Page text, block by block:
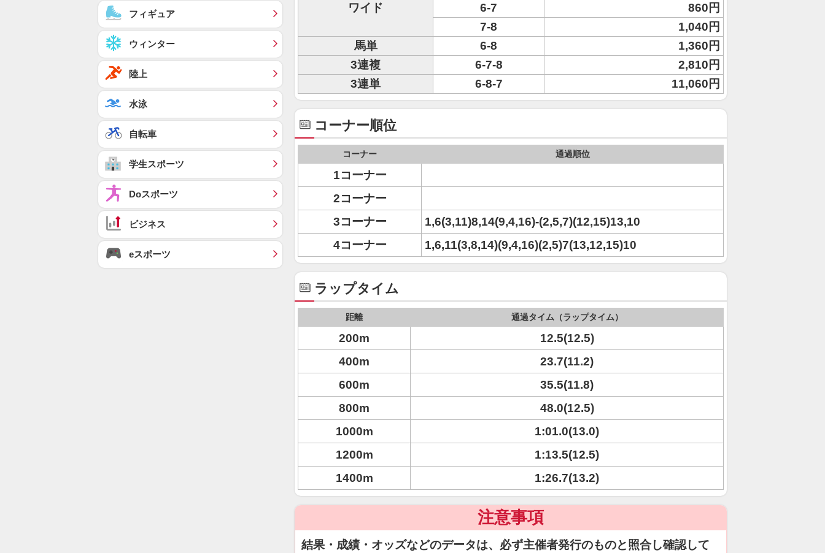
ワイド
6-7
860円
7-8
1,040円
馬単
6-8
1,360円
3連複
6-7-8
2,810円
3連単
6-8-7 11,060円
コーナー順位
コーナー 通過順位
1コーナー
2コーナー
3コーナー
1,6(3,11)8,14(9,4,16)-(2,5,7)(12,15)13,10
4コーナー
1,6,11(3,8,14)(9,4,16)(2,5)7(13,12,15)10
ラップタイム
距離 通過タイム（ラップタイム）
200m
12.5(12.5)
400m
23.7(11.2)
600m
35.5(11.8)
800m
48.0(12.5)
1000m
1:01.0(13.0)
1200m
1:13.5(12.5)
1400m
1:26.7(13.2)
注意事項
結果・成績・オッズなどのデータは、必ず主催者発行のものと照合し確認して
フィギュア
ウィンター
陸上
水泳
自転車
学生スポーツ
Doスポーツ
ビジネス
eスポーツ